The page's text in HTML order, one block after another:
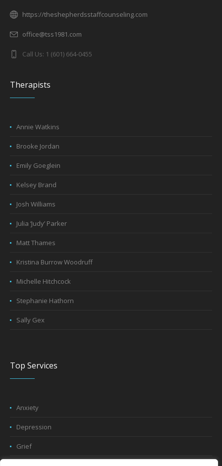
https://theshepherdsstaffcounseling.com
office@tss1981.com
Call Us: 1 (601) 664-0455
Therapists
Annie Watkins
Brooke Jordan
Emily Goeglein
Kelsey Brand
Josh Williams
Julia ‘Judy’ Parker
Matt Thames
Kristina Burrow Woodruff
Michelle Hitchcock
Stephanie Hathorn
Sally Gex
Top Services
Anxiety
Depression
Grief